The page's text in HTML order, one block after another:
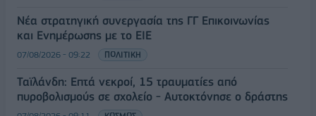
Νέα στρατηγική συνεργασία της ΓΓ Επικοινωνίας
και Ενημέρωσης με το ΕΙΕ
07/08/2026 - 09:22 ΠΟΛΙΤΙΚΗ
Ταϊλάνδη: Επτά νεκροί, 15 τραυματίες από
πυροβολισμούς σε σχολείο - Αυτοκτόνησε ο δράστης